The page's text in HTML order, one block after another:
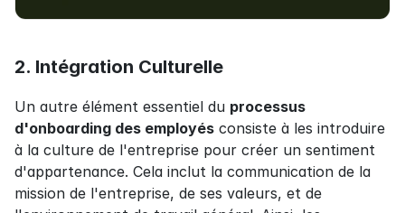
2. Intégration Culturelle
Un autre élément essentiel du processus
d'onboarding des employés consiste à les introduire
à la culture de l'entreprise pour créer un sentiment
d'appartenance. Cela inclut la communication de la
mission de l'entreprise, de ses valeurs, et de